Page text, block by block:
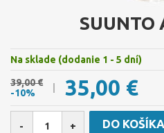
SUUNTO
Na sklade (dodanie 1 - 5 dní)
39,00 €
-10%
35,00 €
- + DO KOŠÍKA